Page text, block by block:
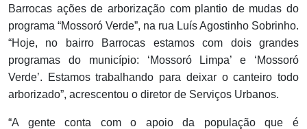
Barrocas ações de arborização com plantio de mudas do
programa “Mossoró Verde”, na rua Luís Agostinho Sobrinho.
“Hoje, no bairro Barrocas estamos com dois grandes
programas do município: ‘Mossoró Limpa’ e ‘Mossoró
Verde’. Estamos trabalhando para deixar o canteiro todo
arborizado”, acrescentou o diretor de Serviços Urbanos.
“A gente conta com o apoio da população que é